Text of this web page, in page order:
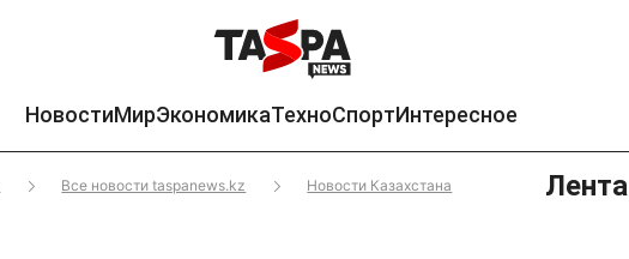
НовостиМирЭкономикаТехноСпортИнтересное
Все новости taspanews.kz Новости Казахстана Лента